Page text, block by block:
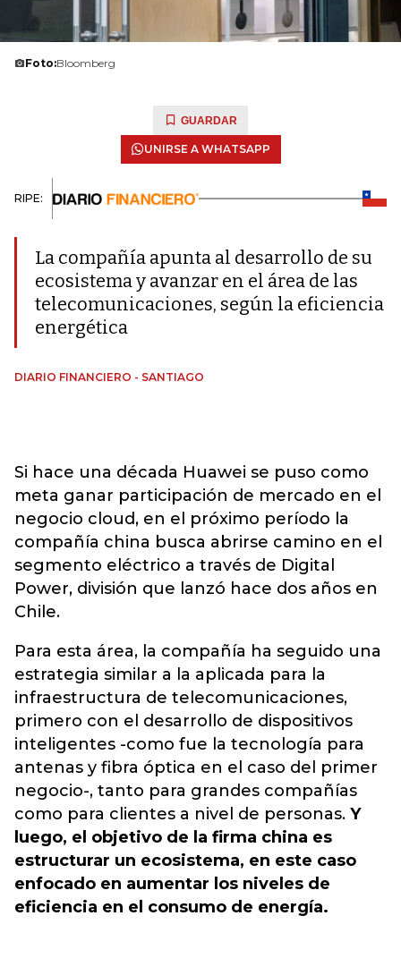
Foto:Bloomberg
GUARDAR
UNIRSE A WHATSAPP
RIPE:
La compañía apunta al desarrollo de su
ecosistema y avanzar en el área de las
telecomunicaciones, según la eficiencia
energética
DIARIO FINANCIERO - SANTIAGO
Si hace una década Huawei se puso como
meta ganar participación de mercado en el
negocio cloud, en el próximo período la
compañía china busca abrirse camino en el
segmento eléctrico a través de Digital
Power, división que lanzó hace dos años en
Chile.
Para esta área, la compañía ha seguido una
estrategia similar a la aplicada para la
infraestructura de telecomunicaciones,
primero con el desarrollo de dispositivos
inteligentes -como fue la tecnología para
antenas y fibra óptica en el caso del primer
negocio-, tanto para grandes compañías
como para clientes a nivel de personas. Y
luego, el objetivo de la firma china es
estructurar un ecosistema, en este caso
enfocado en aumentar los niveles de
eficiencia en el consumo de energía.